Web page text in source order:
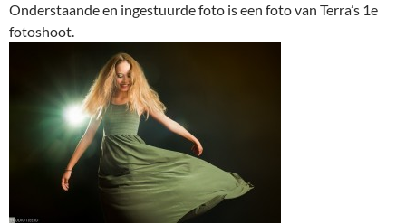
Onderstaande en ingestuurde foto is een foto van Terra’s 1e
fotoshoot.